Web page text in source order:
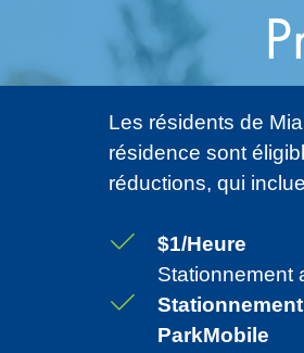
Les résidents de
résidence sont
réductions, qui
$1/Heure
Stationnement
ParkMobile